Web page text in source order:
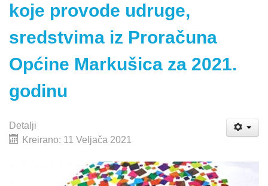
koje provode udruge,
sredstvima iz Proračuna
Općine Markušica za 2021.
godinu
Detalji
Kreirano: 11 Veljača 2021